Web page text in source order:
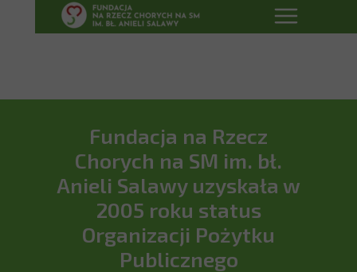
Fundacja na Rzecz
Chorych na SM im. bł.
Anieli Salawy uzyskała w
2005 roku status
Organizacji Pożytku
Publicznego